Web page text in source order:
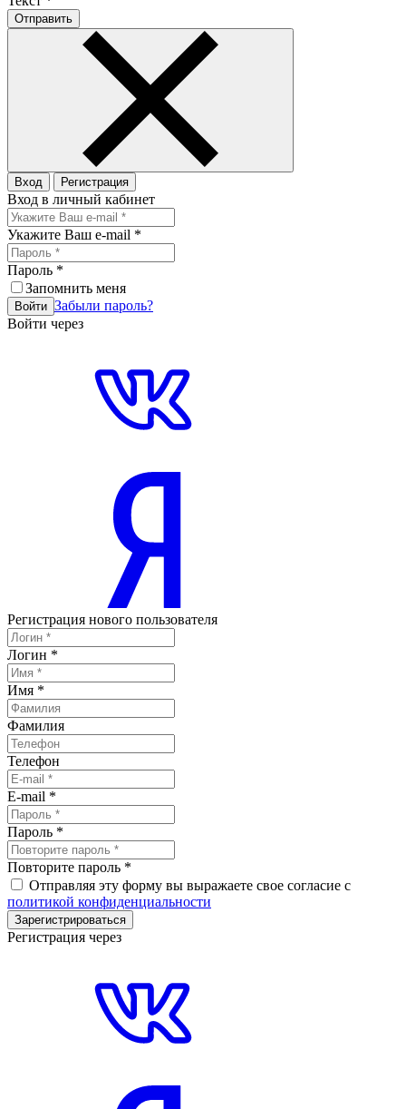
Отправить
Вход Регистрация
Вход в личный кабинет
Укажите Ваш e-mail *
Пароль *
Запомнить меня
Войти Забыли пароль?
Войти через
Регистрация нового пользователя
Логин *
Имя *
Фамилия
Телефон
E-mail *
Пароль *
Повторите пароль *
Отправляя эту форму вы выражаете свое согласие с
политикой конфиденциальности
Зарегистрироваться
Регистрация через